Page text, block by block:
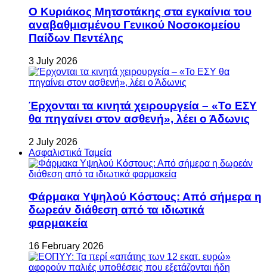
Ο Κυριάκος Μητσοτάκης στα εγκαίνια του
αναβαθμισμένου Γενικού Νοσοκομείου
Παίδων Πεντέλης
3 July 2026
Έρχονται τα κινητά χειρουργεία – «Το ΕΣΥ
θα πηγαίνει στον ασθενή», λέει ο Άδωνις
2 July 2026
Ασφαλιστικά Ταμεία
Φάρμακα Υψηλού Κόστους: Από σήμερα η
δωρεάν διάθεση από τα ιδιωτικά
φαρμακεία
16 February 2026